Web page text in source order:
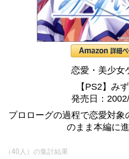
恋愛・美少女
【PS2】み
発売日：
プロローグの過程で恋愛対象
のまま本編に
（40人）の集計結果